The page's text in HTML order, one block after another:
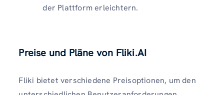
der Plattform erleichtern.
Preise und Pläne von Fliki.AI
Fliki bietet verschiedene Preisoptionen, um den